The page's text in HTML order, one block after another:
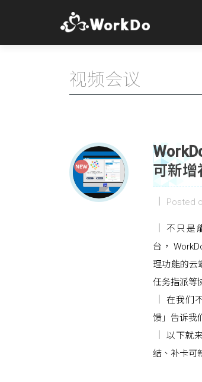
视频会议
可新增
Posted
不只是
台，
理功能的云
任务指派等
在我们
馈」告诉我
以下就
结、补卡可